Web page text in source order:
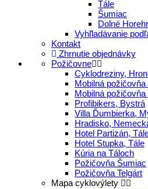
Tále
Šumiac
Dolné
Vyhľladávanie
Kontakt
Zhrnutie objednávky
Požičovne
Cyklodreziny,
Mobilná požičovňa
Mobilná
Profibikers, Bystrá
Villa Ďumbierka,
Hradisko,
Hotel Partizán,
Hotel Stupka, Tále
Kúria na Táloch
Požičovňa Šumiac
Požičovňa Telgárt
Mapa cyklovýlety